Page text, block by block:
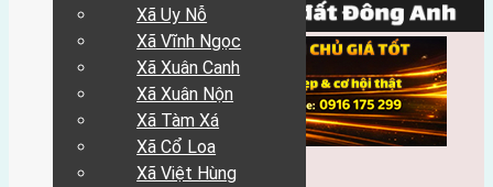
Trang Chủ
Xã Uy Nỗ
Xã Vĩnh Ngọc
Xã Xuân Canh
Xã Xuân Nộn
Xã Tàm Xá
Xã Cổ Loa
Xã Việt Hùng